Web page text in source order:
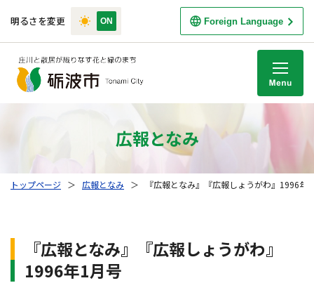
明るさを変更 Foreign Language
広報となみ
トップページ ＞ 広報となみ ＞ 『広報となみ』『広報しょうがわ』1996年
『広報となみ』『広報しょうがわ』
1996年1月号